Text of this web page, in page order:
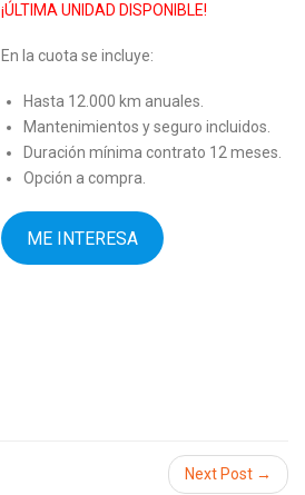
¡ÚLTIMA UNIDAD DISPONIBLE!
En la cuota se incluye:
Hasta 12.000 km anuales.
Mantenimientos y seguro incluidos.
Duración mínima contrato 12 meses.
Opción a compra.
ME INTERESA
Next Post →